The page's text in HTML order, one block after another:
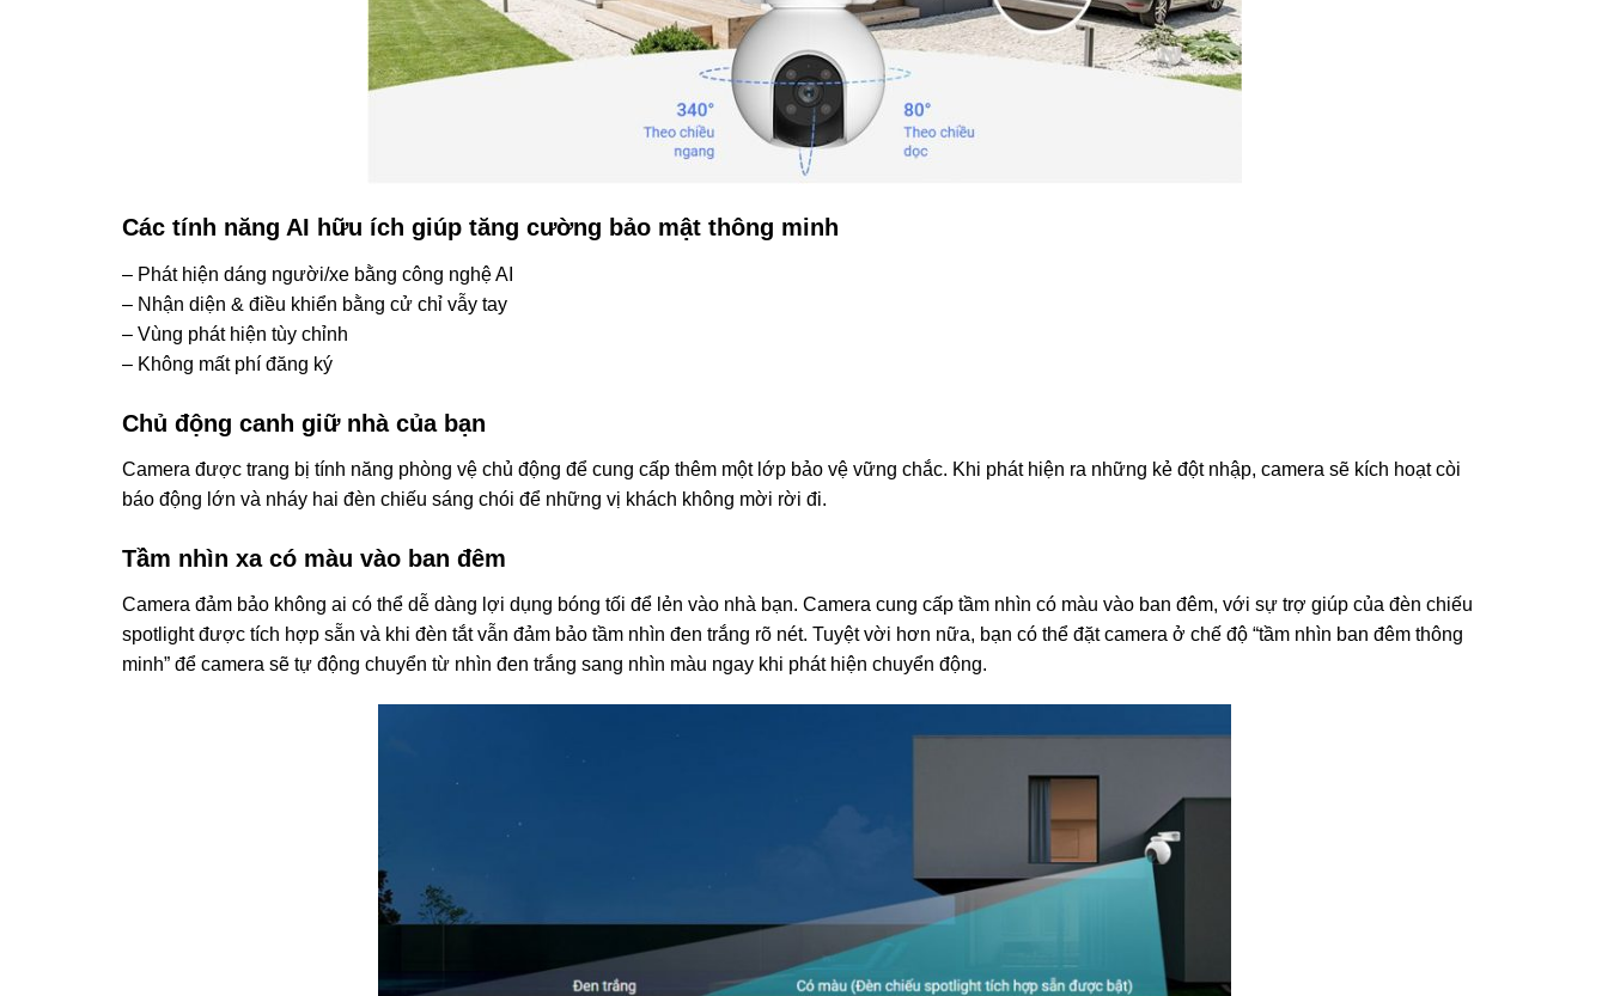
Các tính năng AI hữu ích giúp tăng cường bảo mật thông minh
– Phát hiện dáng người/xe bằng công nghệ AI
– Nhận diện & điều khiển bằng cử chỉ vẫy tay
– Vùng phát hiện tùy chỉnh
– Không mất phí đăng ký
Chủ động canh giữ nhà của bạn
Camera được trang bị tính năng phòng vệ chủ động để cung cấp thêm một lớp bảo vệ vững chắc. Khi phát hiện ra những kẻ đột nhập, camera sẽ kích hoạt còi
báo động lớn và nháy hai đèn chiếu sáng chói để những vị khách không mời rời đi.
Tầm nhìn xa có màu vào ban đêm
Camera đảm bảo không ai có thể dễ dàng lợi dụng bóng tối để lẻn vào nhà bạn. Camera cung cấp tầm nhìn có màu vào ban đêm, với sự trợ giúp của đèn chiếu
spotlight được tích hợp sẵn và khi đèn tắt vẫn đảm bảo tầm nhìn đen trắng rõ nét. Tuyệt vời hơn nữa, bạn có thể đặt camera ở chế độ “tầm nhìn ban đêm thông
minh” để camera sẽ tự động chuyển từ nhìn đen trắng sang nhìn màu ngay khi phát hiện chuyển động.